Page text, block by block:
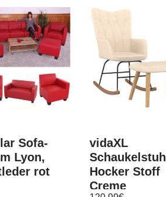
Sofa-
Lyon,
rot
vidaXL
Hocker Stoff
Creme